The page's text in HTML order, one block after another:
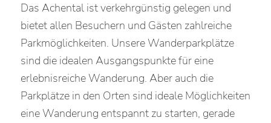
Das Achental ist verkehrgünstig gelegen und
bietet allen Besuchern und Gästen zahlreiche
Parkmöglichkeiten. Unsere Wanderparkplätze
sind die idealen Ausgangspunkte für eine
erlebnisreiche Wanderung. Aber auch die
Parkplätze in den Orten sind ideale Möglichkeiten
eine Wanderung entspannt zu starten, gerade